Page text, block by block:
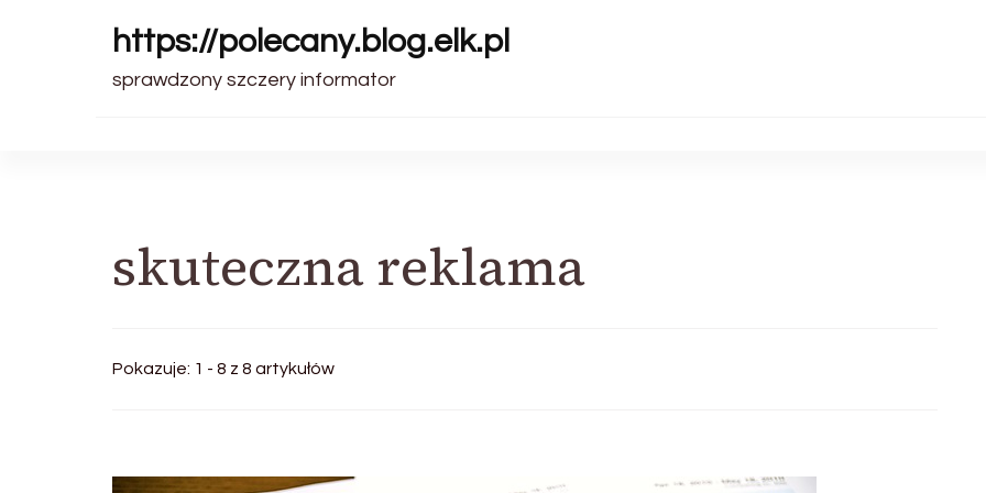
https://polecany.blog.elk.pl
sprawdzony szczery informator
skuteczna reklama
Pokazuje: 1 - 8 z 8 artykułów